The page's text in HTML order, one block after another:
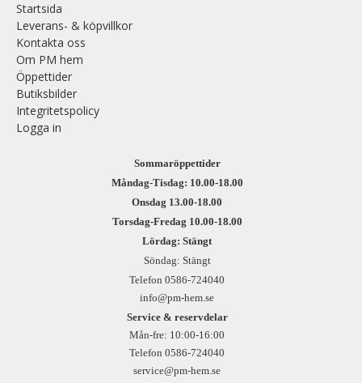
Startsida
Leverans- & köpvillkor
Kontakta oss
Om PM hem
Öppettider
Butiksbilder
Integritetspolicy
Logga in
Sommaröppettider
Måndag-Tisdag: 10.00-18.00
Onsdag 13.00-18.00
Torsdag-Fredag 10.00-18.00
Lördag: Stängt
Söndag: Stängt
Telefon 0586-724040
info@pm-hem.se
Service & reservdelar
Mån-fre: 10:00-16:00
Telefon 0586-724040
service@pm-hem.se